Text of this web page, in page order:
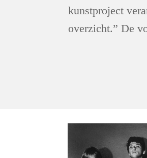
kunstproject
overzicht.” De